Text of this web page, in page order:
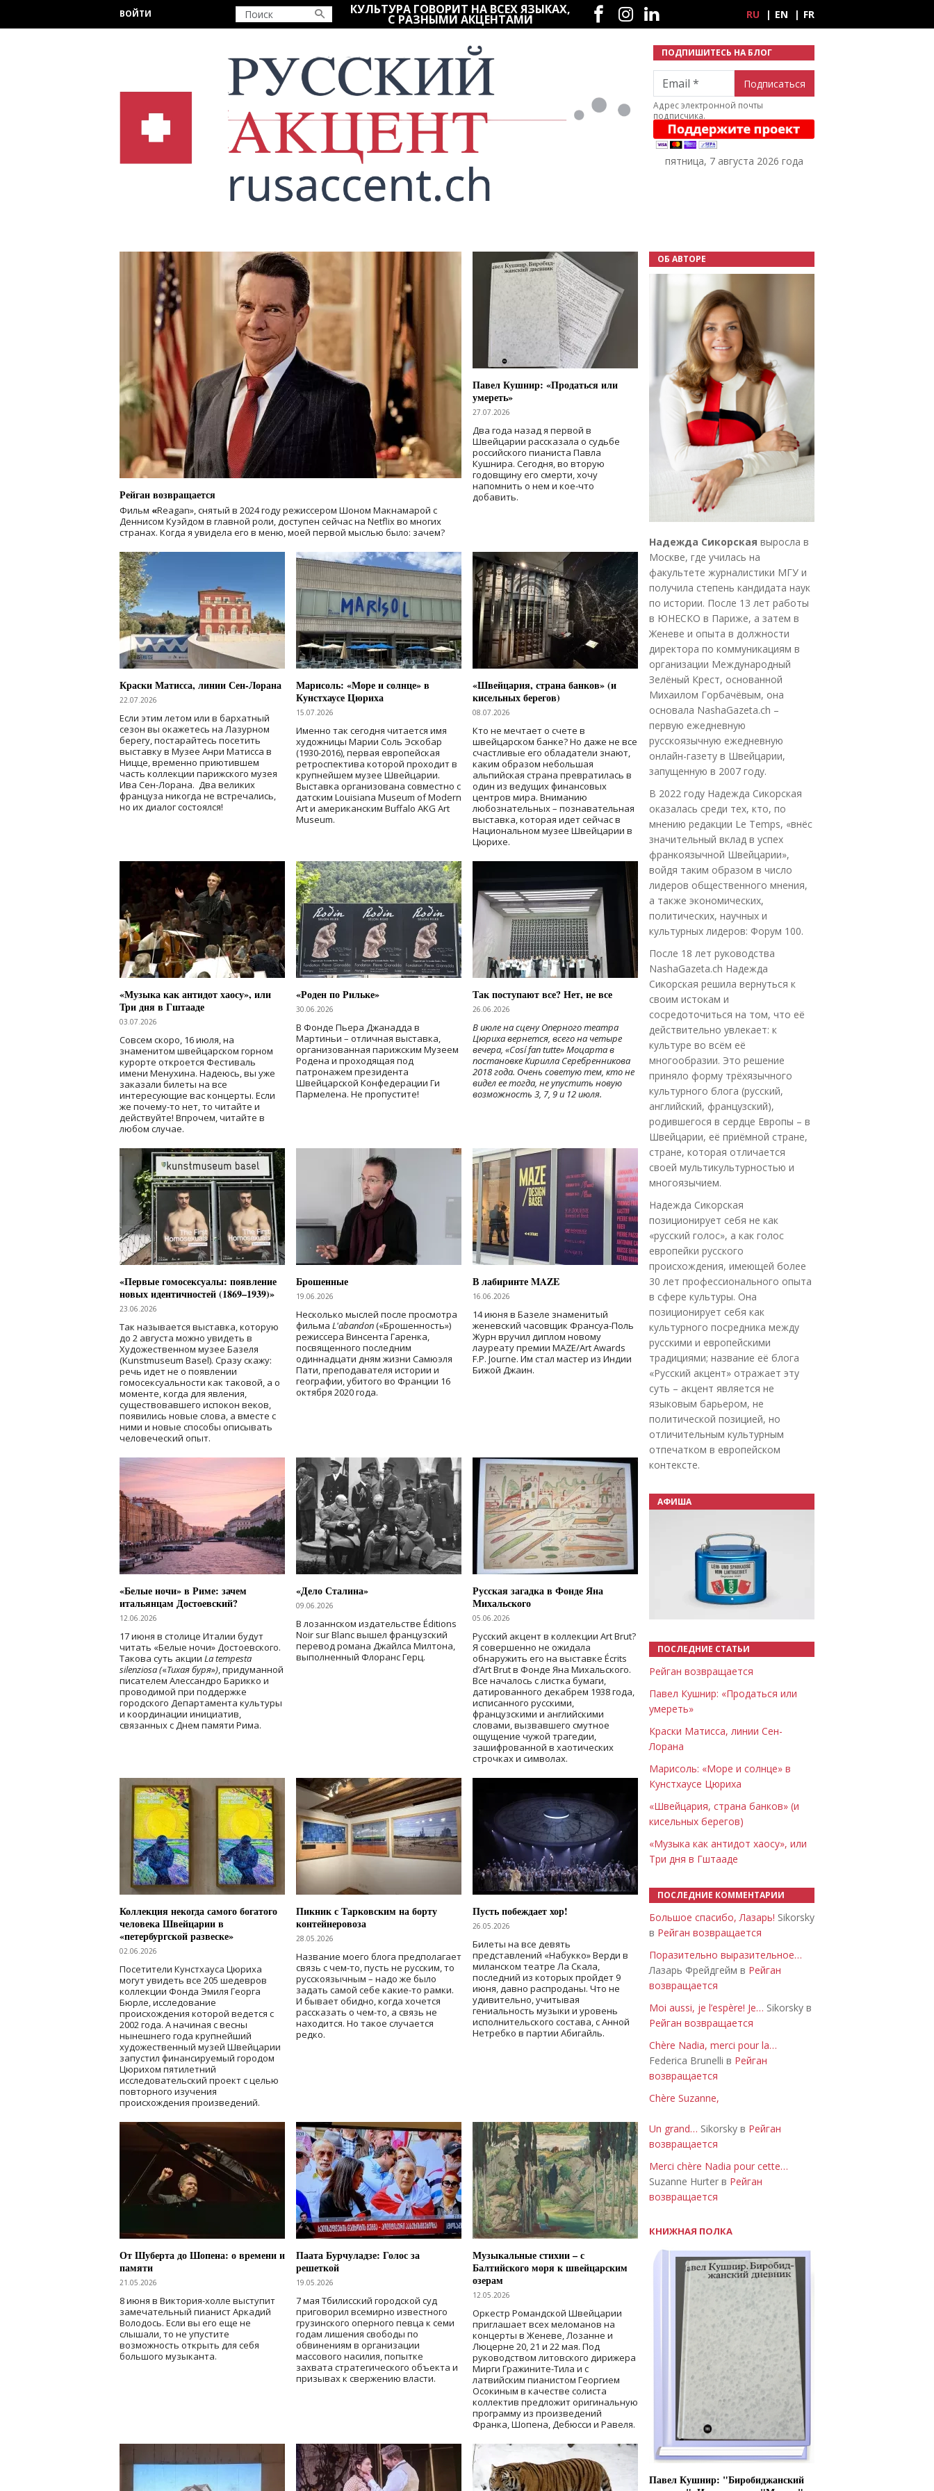
ВОЙТИ КУЛЬТУРА ГОВОРИТ НА ВСЕХ ЯЗЫКАХ,
С РАЗНЫМИ АКЦЕНТАМИ
Социальные сети
RU EN FR
ПОДПИШИТЕСЬ НА БЛОГ
Email
Адрес электронной почты
подписчика.
пятница, 7 августа 2026 года
Рейган возвращается
Фильм «Reagan», снятый в 2024 годурежиссером Шоном Макнамарой с
Деннисом Куэйдом в главной роли, доступен сейчас на Netflix во многих
странах. Когда я увидела его в меню, моей первой мыслью было: зачем?
Павел Кушнир: «Продаться или
умереть»
27.07.2026
Два года назад я первой в
Швейцарии рассказала о судьбе
российского пианиста Павла
Кушнира. Сегодня, во вторую
годовщину его смерти, хочу
напомнить о нем и кое-что
добавить.
Краски Матисса, линии Сен-Лорана
22.07.2026
Если этим летом или в бархатный
сезон вы окажетесь на Лазурном
берегу, постарайтесь посетить
выставку в Музее Анри Матисса в
Ницце, временно приютившем
часть коллекции парижского музея
Ива Сен-Лорана. Два великих
француза никогда не встречались,
но их диалог состоялся!
Марисоль: «Море и солнце» в
Кунстхаусе Цюриха
15.07.2026
Именно так сегодня читается имя
художницы Марии Соль Эскобар
(1930-2016), первая европейская
ретроспектива которой проходит в
крупнейшем музее Швейцарии.
Выставка организована совместно с
датским Louisiana Museum of Modern
Art и американским Buffalo AKG Art
Museum.
«Швейцария, страна банков» (и
кисельных берегов)
08.07.2026
Кто не мечтает о счете в
швейцарском банке? Но даже не все
счастливые его обладатели знают,
каким образом небольшая
альпийская страна превратилась в
один из ведущих финансовых
центров мира. Вниманию
любознательных – познавательная
выставка, которая идет сейчас в
Национальном музее Швейцарии в
Цюрихе.
«Музыка как антидот хаосу», или
Три дня в Гштааде
03.07.2026
Совсем скоро, 16 июля, на
знаменитом швейцарском горном
курорте откроется Фестиваль
имени Менухина. Надеюсь, вы уже
заказали билеты на все
интересующие вас концерты. Если
же почему-то нет, то читайте и
действуйте! Впрочем, читайте в
любом случае.
«Роден по Рильке»
30.06.2026
В Фонде Пьера Джанадда в
Мартиньи – отличная выставка,
организованная парижским Музеем
Родена и проходящая под
патронажем президента
Швейцарской Конфедерации Ги
Пармелена. Не пропустите!
Так поступают все? Нет, не все
26.06.2026
В июле на сцену Оперного театра
Цюриха вернется, всего на четыре
вечера, «Cosí fan tutte» Моцарта в
постановке Кирилла Серебренникова
2018 года. Очень советую тем, кто не
видел ее тогда, не упустить новую
возможность 3, 7, 9 и 12 июля.
«Первые гомосексуалы: появление
новых идентичностей (1869–1939)»
23.06.2026
Так называется выставка, которую
до 2 августа можно увидеть в
Художественном музее Базеля
(Kunstmuseum Basel). Сразу скажу:
речь идет не о появлении
гомосексуальности как таковой, а о
моменте, когда для явления,
существовавшего испокон веков,
появились новые слова, а вместе с
ними и новые способы описывать
человеческий опыт.
Брошенные
19.06.2026
Несколько мыслей после просмотра
фильма L'abandon(«Брошенность»)
режиссера Винсента Гаренка,
посвященного последним
одиннадцати дням жизни Самюэля
Пати, преподавателя истории и
географии, убитого во Франции 16
октября 2020 года.
В лабиринте MAZE
16.06.2026
14 июня в Базеле знаменитый
женевский часовщик Франсуа-Поль
Журн вручил диплом новому
лауреату премии MAZE/Art Awards
F.P. Journe. Им стал мастер из Индии
Бижой Джаин.
«Белые ночи» в Риме: зачем
итальянцам Достоевский?
12.06.2026
17 июня в столице Италии будут
читать «Белые ночи» Достоевского.
Такова суть акции La tempesta
silenziosa («Тихая буря»), придуманной
писателем Алессандро Барикко и
проводимой при поддержке
городского Департамента культуры
и координации инициатив,
связанных с Днем памяти Рима.
«Дело Сталина»
09.06.2026
В лозаннском издательстве Éditions
Noir sur Blanc вышел французский
перевод романа Джайлса Милтона,
выполненный Флоранс Герц.
Русская загадка в Фонде Яна
Михальского
05.06.2026
Русский акцент в коллекции Art Brut?
Я совершенно не ожидала
обнаружить его на выставке Écrits
d’Art Brut в Фонде Яна Михальского.
Все началось с листка бумаги,
датированного декабрем 1938 года,
исписанного русскими,
французскими и английскими
словами, вызвавшего смутное
ощущение чужой трагедии,
зашифрованной в хаотических
строчках и символах.
Коллекция некогда самого богатого
человека Швейцарии в
«петербургской развеске»
02.06.2026
Посетители Кунстхауса Цюриха
могут увидеть все 205 шедевров
коллекции Фонда Эмиля Георга
Бюрле, исследование
происхождения которой ведется с
2002 года. А начиная с весны
нынешнего года крупнейший
художественный музей Швейцарии
запустил финансируемый городом
Цюрихом пятилетний
исследовательский проект с целью
повторного изучения
происхождения произведений.
Пикник с Тарковским на борту
контейнеровоза
28.05.2026
Название моего блога предполагает
связь с чем-то, пусть не русским, то
русскоязычным – надо же было
задать самой себе какие-то рамки.
И бывает обидно, когда хочется
рассказать о чем-то, а связь не
находится. Но такое случается
редко.
Пусть побеждает хор!
26.05.2026
Билеты на все девять
представлений «Набукко» Верди в
миланском театре Ла Скала,
последний из которых пройдет 9
июня, давно распроданы. Что не
удивительно, учитывая
гениальность музыки и уровень
исполнительского состава, с Анной
Нетребко в партии Абигайль.
От Шуберта до Шопена: о времени и
памяти
21.05.2026
8 июня в Виктория-холле выступит
замечательный пианист Аркадий
Володось. Если вы его еще не
слышали, то не упустите
возможность открыть для себя
большого музыканта.
Паата Бурчуладзе: Голос за
решеткой
19.05.2026
7 мая Тбилисский городской суд
приговорил всемирно известного
грузинского оперного певца к семи
годам лишения свободы по
обвинениям в организации
массового насилия, попытке
захвата стратегического объекта и
призывах к свержению власти.
Музыкальные стихии – с
Балтийского моря к швейцарским
озерам
12.05.2026
Оркестр Романдской Швейцарии
приглашает всех меломанов на
концерты в Женеве, Лозанне и
Люцерне 20, 21 и 22 мая. Под
руководством литовского дирижера
Мирги Гражините-Тила и с
латвийским пианистом Георгием
Осокиным в качестве солиста
коллектив предложит оригинальную
программу из произведений
Франка, Шопена, Дебюсси и Равеля.
ОБ АВТОРЕ
Надежда Сикорская выросла в
Москве, где училась на
факультете журналистики МГУ и
получила степень кандидата наук
по истории. После 13 лет работы
в ЮНЕСКО в Париже, а затем в
Женеве и опыта в должности
директора по коммуникациям в
организации Международный
Зелёный Крест, основанной
Михаилом Горбачёвым, она
основала NashaGazeta.ch –
первую ежедневную
русскоязычную ежедневную
онлайн-газету в Швейцарии,
запущенную в 2007 году.
В 2022 году Надежда Сикорская
оказалась среди тех, кто, по
мнению редакции Le Temps, «внёс
значительный вклад в успех
франкоязычной Швейцарии»,
войдя таким образом в число
лидеров общественного мнения,
а также экономических,
политических, научных и
культурных лидеров: Форум 100.
После 18 лет руководства
NashaGazeta.ch Надежда
Сикорская решила вернуться к
своим истокам и
сосредоточиться на том, что её
действительно увлекает: к
культуре во всём её
многообразии. Это решение
приняло форму трёхязычного
культурного блога (русский,
английский, французский),
родившегося в сердце Европы – в
Швейцарии, её приёмной стране,
стране, которая отличается
своей мультикультурностью и
многоязычием.
Надежда Сикорская
позиционирует себя не как
«русский голос», а как голос
европейки русского
происхождения, имеющей более
30 лет профессионального опыта
в сфере культуры. Она
позиционирует себя как
культурного посредника между
русскими и европейскими
традициями; название её блога
«Русский акцент» отражает эту
суть – акцент является не
языковым барьером, не
политической позицией, но
отличительным культурным
отпечатком в европейском
контексте.
АФИША
ПОСЛЕДНИЕ СТАТЬИ
Рейган возвращается
Павел Кушнир: «Продаться или
умереть»
Краски Матисса, линии Сен-
Лорана
Марисоль: «Море и солнце» в
Кунстхаусе Цюриха
«Швейцария, страна банков» (и
кисельных берегов)
«Музыка как антидот хаосу», или
Три дня в Гштааде
ПОСЛЕДНИЕ КОММЕНТАРИИ
Большое спасибо, Лазарь! Sikorsky
в Рейган возвращается
Поразительно выразительное…
Лазарь Фрейдгейм в Рейган
возвращается
Moi aussi, je l’espère! Je… Sikorsky в
Рейган возвращается
Chère Nadia, merci pour la…
Federica Brunelli в Рейган
возвращается
Chère Suzanne,
Un grand… Sikorsky в Рейган
возвращается
Merci chère Nadia pour cette…
Suzanne Hurter в Рейган
возвращается
КНИЖНАЯ ПОЛКА
Павел Кушнир: "Биробиджанский